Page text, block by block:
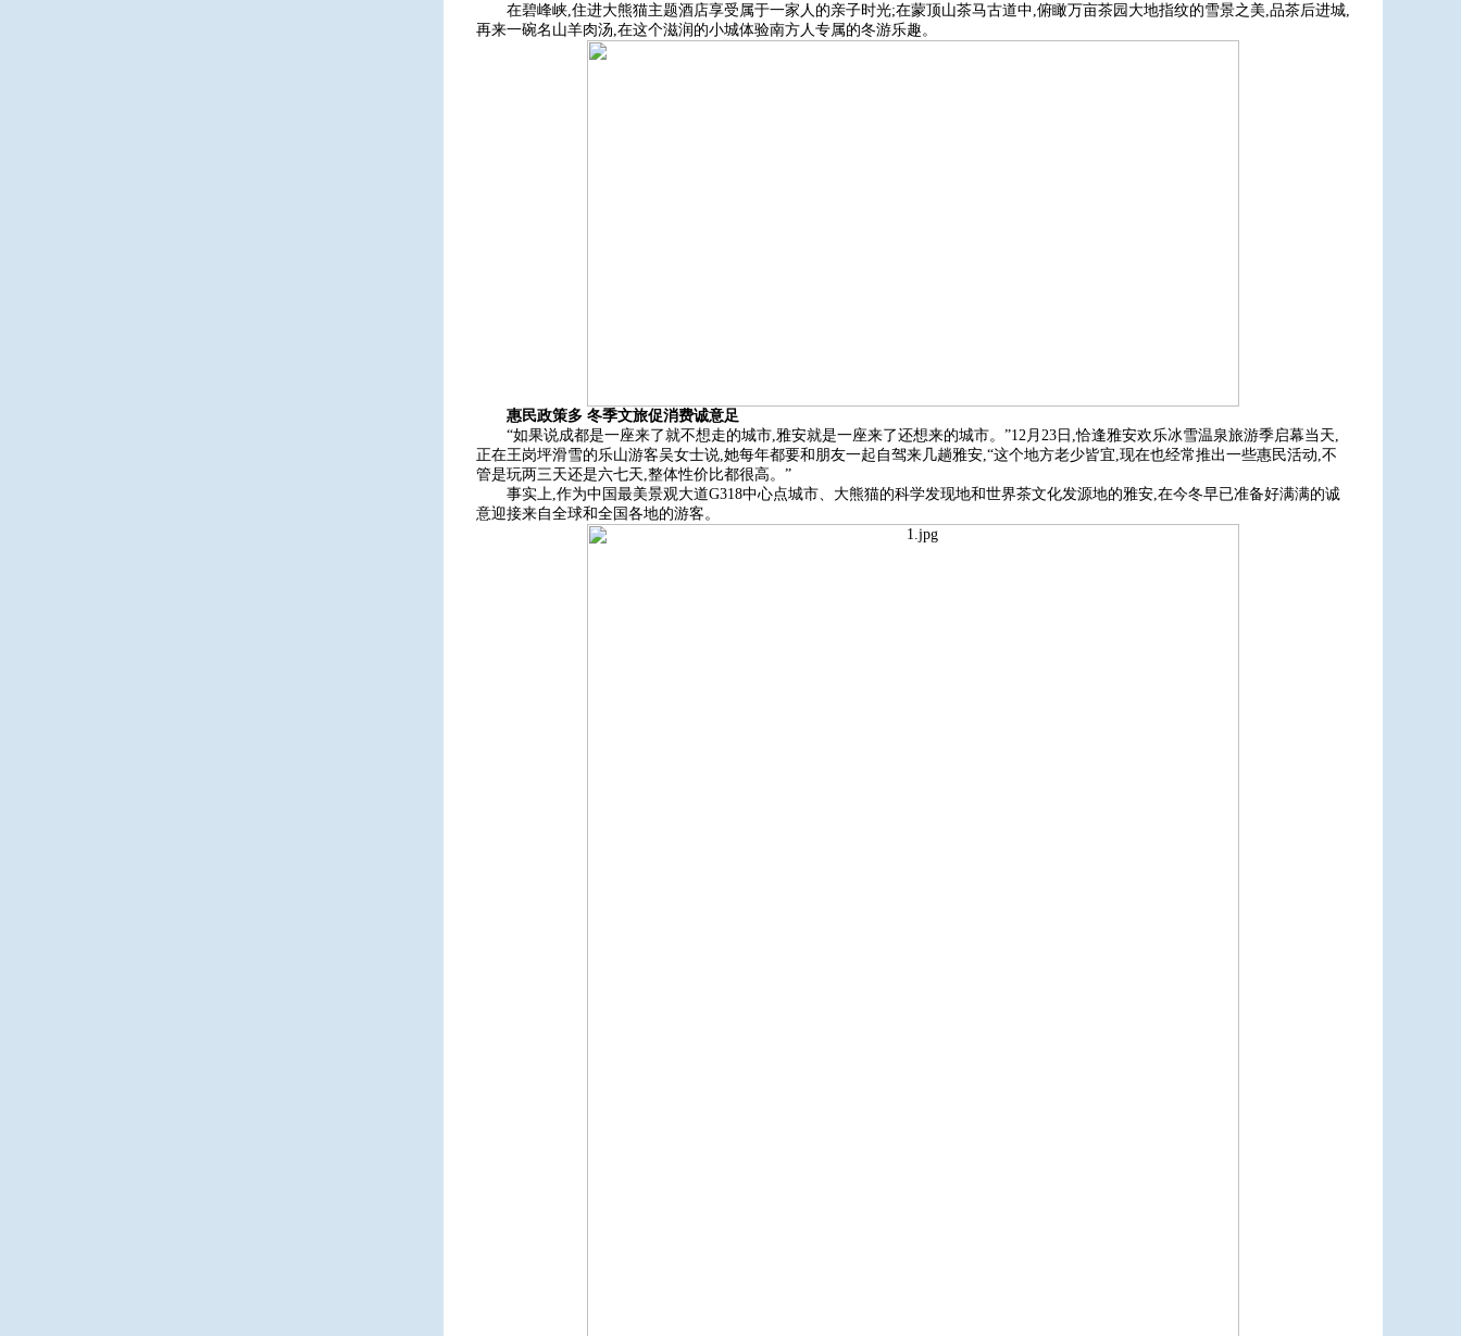
在碧峰峡,住进大熊猫主题酒店享受属于一家人的亲子时光;在蒙顶山茶马古道中,俯瞰万亩茶园大地指纹的雪景之美,品茶后进城,
再来一碗名山羊肉汤,在这个滋润的小城体验南方人专属的冬游乐趣。
惠民政策多 冬季文旅促消费诚意足
“如果说成都是一座来了就不想走的城市,雅安就是一座来了还想来的城市。”12月23日,恰逢雅安欢乐冰雪温泉旅游季启幕当天,
正在王岗坪滑雪的乐山游客吴女士说,她每年都要和朋友一起自驾来几趟雅安,“这个地方老少皆宜,现在也经常推出一些惠民活动,不
管是玩两三天还是六七天,整体性价比都很高。”
事实上,作为中国最美景观大道G318中心点城市、大熊猫的科学发现地和世界茶文化发源地的雅安,在今冬早已准备好满满的诚
意迎接来自全球和全国各地的游客。